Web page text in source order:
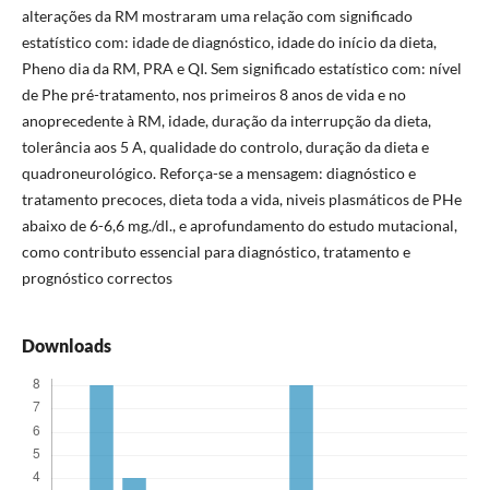
alterações da RM mostraram uma relação com significado
estatístico com: idade de diagnóstico, idade do início da dieta,
Pheno dia da RM, PRA e QI. Sem significado estatístico com: nível
de Phe pré-tratamento, nos primeiros 8 anos de vida e no
anoprecedente à RM, idade, duração da interrupção da dieta,
tolerância aos 5 A, qualidade do controlo, duração da dieta e
quadroneurológico. Reforça-se a mensagem: diagnóstico e
tratamento precoces, dieta toda a vida, niveis plasmáticos de PHe
abaixo de 6-6,6 mg./dl., e aprofundamento do estudo mutacional,
como contributo essencial para diagnóstico, tratamento e
prognóstico correctos
Downloads